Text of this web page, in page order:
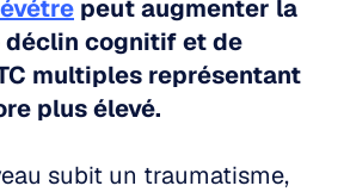
peut augmenter la
cognitif et de
multiples représentant
plus élevé.
subit un traumatisme,